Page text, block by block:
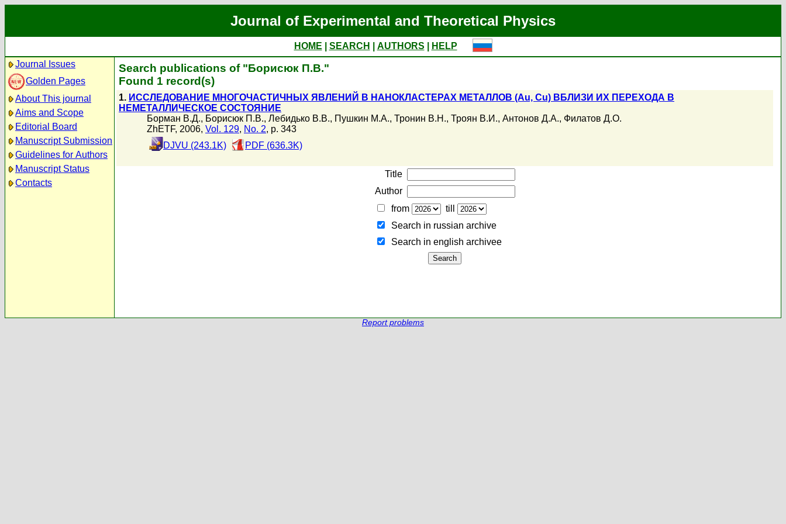
Journal of Experimental and Theoretical Physics
HOME SEARCH AUTHORS
HELP
Journal Issues
Golden Pages
About This journal
Aims and Scope
Editorial Board
Manuscript Submission
Guidelines for Authors
Manuscript Status
Contacts
Search publications of "Борисюк П.В."
Found 1 record(s)
1. ИССЛЕДОВАНИЕ МНОГОЧАСТИЧНЫХ ЯВЛЕНИЙ В НАНОКЛАСТЕРАХ МЕТАЛЛОВ (Au, Cu) ВБЛИЗИ ИХ ПЕРЕХОДА В
НЕМЕТАЛЛИЧЕСКОЕ СОСТОЯНИЕ
Борман В.Д., Борисюк П.В., Лебидько В.В., Пушкин М.А., Тронин В.Н., Троян В.И., Антонов Д.А., Филатов Д.О.
ZhETF, 2006, Vol. 129, No. 2, p. 343
DJVU (243.1K)
PDF (636.3K)
Title
Author
from
till
Search in russian archive
Search in english archiveе
Report problems